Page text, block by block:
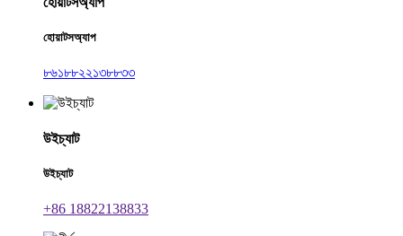
হোয়াটসঅ্যাপ
৮৬১৮৮২২১৩৮৮৩৩
উইচ্যাট
উইচ্যাট
+86 18822138833